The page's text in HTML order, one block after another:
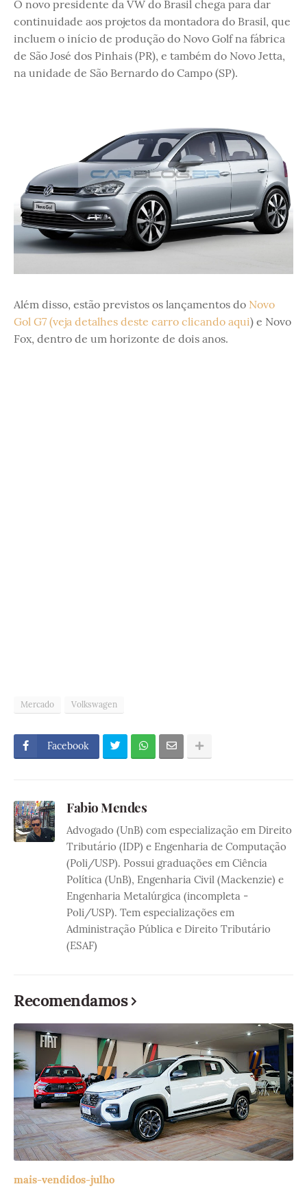
O novo presidente da VW do Brasil chega para dar
continuidade aos projetos da montadora do Brasil, que
incluem o início de produção do Novo Golf na fábrica
de São José dos Pinhais (PR), e também do Novo Jetta,
na unidade de São Bernardo do Campo (SP).
Além disso, estão previstos os lançamentos do Novo
Gol G7 (veja detalhes deste carro clicando aqui) e Novo
Fox, dentro de um horizonte de dois anos.
Mercado Volkswagen
Facebook
Fabio Mendes
Advogado (UnB) com especialização em Direito
Tributário (IDP) e Engenharia de Computação
(Poli/USP). Possui graduações em Ciência
Política (UnB), Engenharia Civil (Mackenzie) e
Engenharia Metalúrgica (incompleta -
Poli/USP). Tem especializações em
Administração Pública e Direito Tributário
(ESAF)
Recomendamos
mais-vendidos-julho